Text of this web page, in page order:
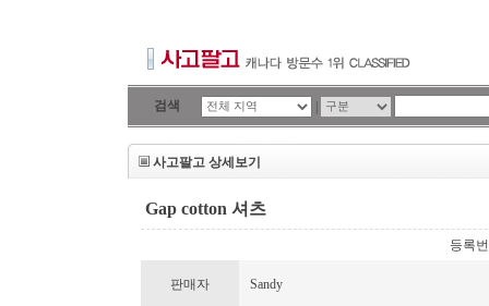
검색 |
사고팔고 상세보기
Gap cotton 셔츠
등록
판매자 Sandy